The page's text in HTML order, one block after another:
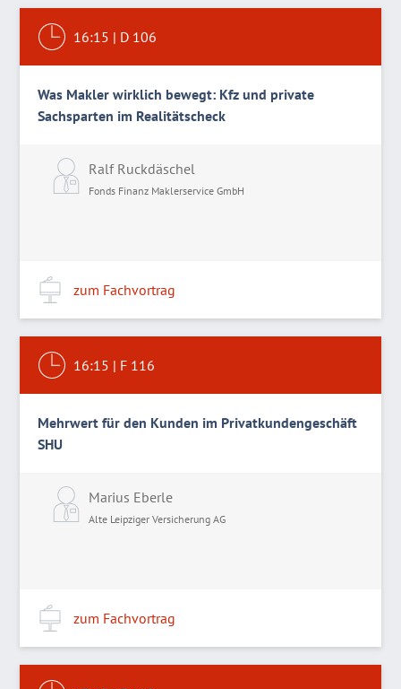
16:15 | D 106
Was Makler wirklich bewegt: Kfz und private
Sachsparten im Realitätscheck
Ralf Ruckdäschel
Fonds Finanz Maklerservice GmbH
zum Fachvortrag
16:15 | F 116
Mehrwert für den Kunden im Privatkundengeschäft
SHU
Marius Eberle
Alte Leipziger Versicherung AG
zum Fachvortrag